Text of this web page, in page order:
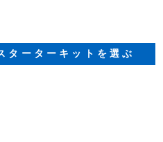
ターターキットを選ぶ